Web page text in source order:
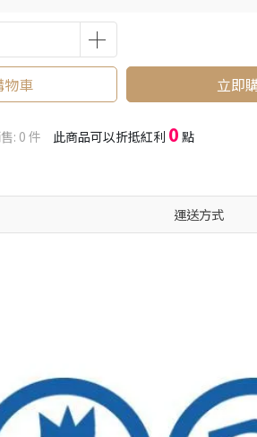
物車 立即
: 0 件 此商品可以折抵紅利 0 點
運送方式